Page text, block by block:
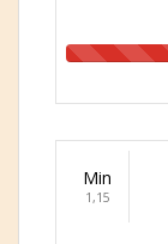
Min
1,15